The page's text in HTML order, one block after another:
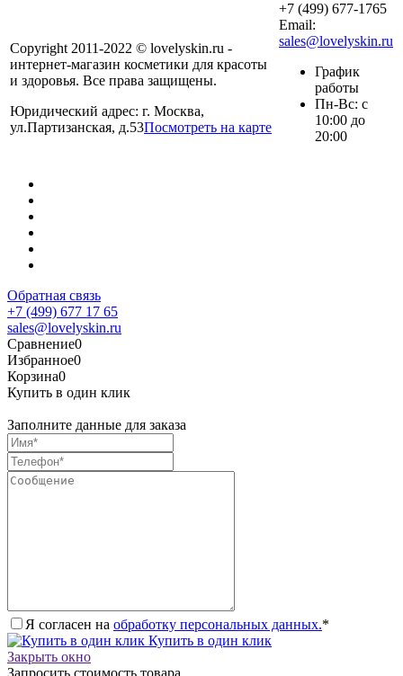
Copyright 2011-2022 © lovelyskin.ru -
интернет-магазин косметики для красоты
и здоровья. Все права защищены.
Юридический адрес: г. Москва,
ул.Партизанская, д.53Посмотреть на карте
+7 (499) 677-1765
Email:
sales@lovelyskin.ru
График
работы
Пн-Вс: с
10:00 до
20:00
Обратная связь
+7 (499) 677 17 65
sales@lovelyskin.ru
Сравнение0
Избранное0
Корзина0
Купить в один клик
Заполните данные для заказа
Я согласен на обработку персональных данных.*
Купить в один клик
Закрыть окно